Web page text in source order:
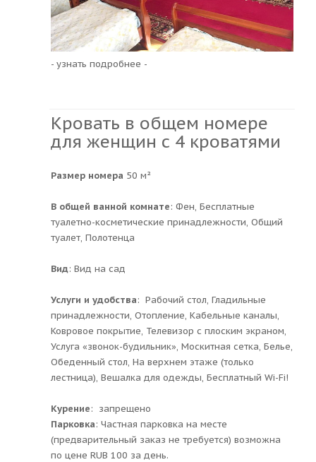
- узнать подробнее -
Кровать в общем номере
для женщин с 4 кроватями
Размер номера 50 м²
В общей ванной комнате: Фен, Бесплатные
туалетно-косметические принадлежности, Общий
туалет, Полотенца
Вид: Вид на сад
Услуги и удобства: ​ Рабочий стол, Гладильные
принадлежности, Отопление, Кабельные каналы,
Ковровое покрытие, Телевизор с плоским экраном,
Услуга «звонок-будильник», Москитная сетка, Белье,
Обеденный стол, На верхнем этаже (только
лестница), Вешалка для одежды, Бесплатный Wi-Fi!
Курение: ​ запрещено
Парковка: ​Частная парковка на месте
(предварительный заказ не требуется) возможна
по цене RUB 100 за день.